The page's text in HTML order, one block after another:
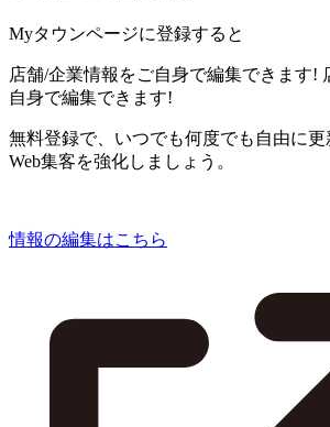
Myタウンページに登録すると
店舗/企業情報をご自身で編集できます!
自身で編集できます!
無料登録で、いつでも何度でも自由に更
Web集客を強化しましょう。
情報の編集はこちら